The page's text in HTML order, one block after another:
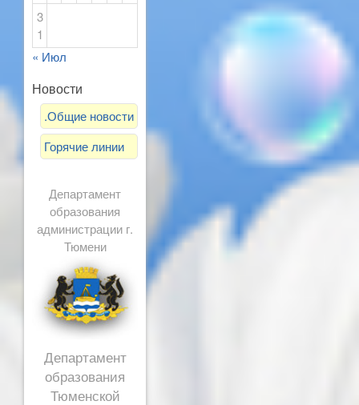
3
1
« Июл
Новости
.Общие новости
Горячие линии
Департамент
образования
администрации г.
Тюмени
Департамент
образования
Тюменской